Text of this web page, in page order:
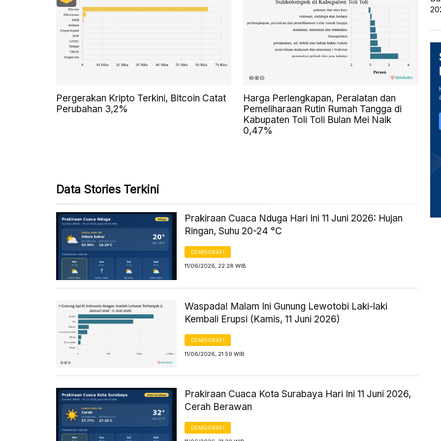
Pergerakan Kripto Terkini, Bitcoin Catat
Perubahan 3,2%
Harga Perlengkapan, Peralatan dan
Pemeliharaan Rutin Rumah Tangga di
Kabupaten Toli Toli Bulan Mei Naik
0,47%
Data Stories Terkini
Prakiraan Cuaca Nduga Hari Ini 11 Juni 2026: Hujan
Ringan, Suhu 20-24 °C
DEMOGRAFI
11/06/2026, 22:28 WIB
Waspada! Malam Ini Gunung Lewotobi Laki-laki
Kembali Erupsi (Kamis, 11 Juni 2026)
DEMOGRAFI
11/06/2026, 21:59 WIB
Prakiraan Cuaca Kota Surabaya Hari Ini 11 Juni 2026,
Cerah Berawan
DEMOGRAFI